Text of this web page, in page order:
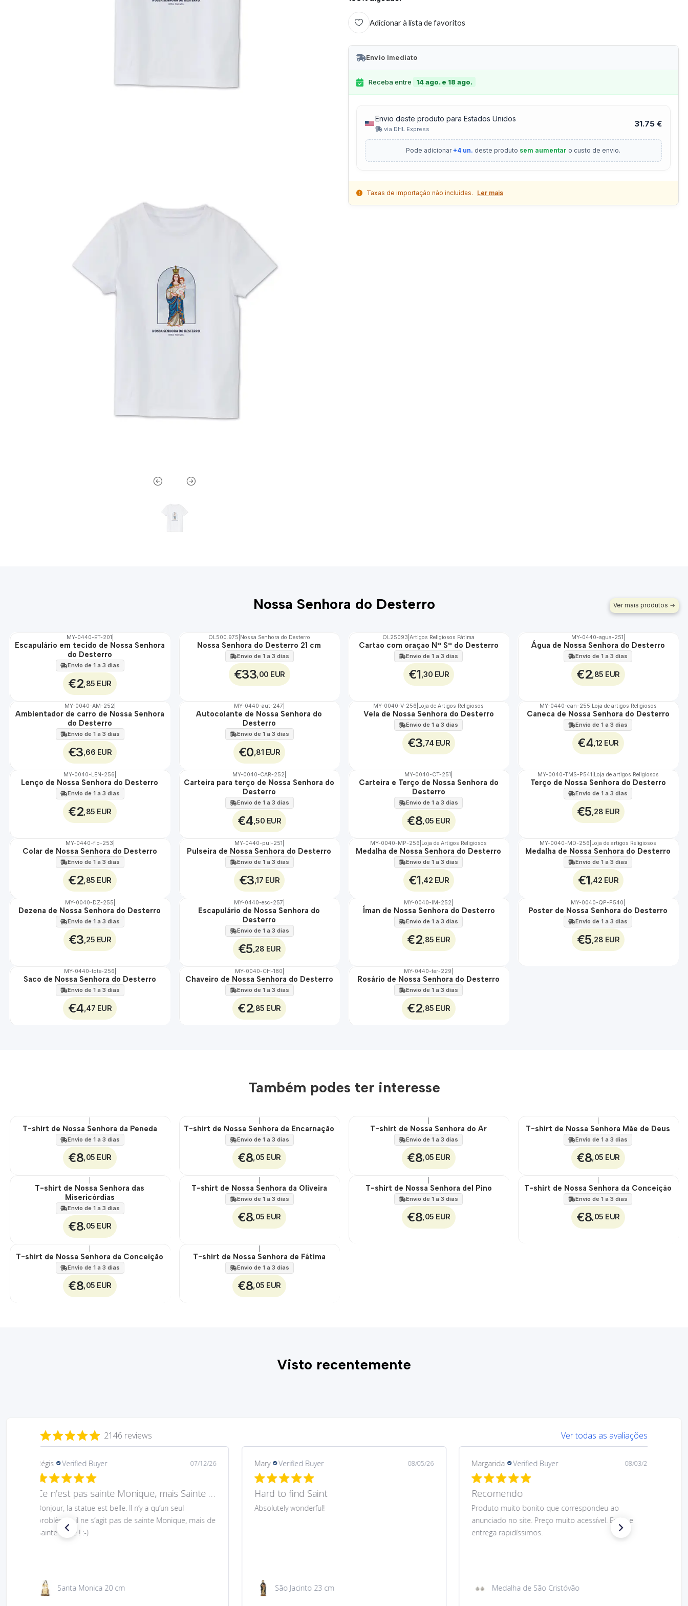
Adicionar à lista de favoritos
Envio Imediato
Receba entre 14 ago. e 18 ago.
Envio deste produto para Estados Unidos
via DHL Express
31.75 €
Pode adicionar+4 un. deste produto sem aumentar o custo de envio.
Taxas de importação não incluídas. Ler mais
Nossa Senhora do Desterro Ver mais produtos
🇵🇹
MY-0440-ET-201
Escapulário em tecido de Nossa Senhora
do Desterro
Envio de 1 a 3 dias
€2 ,85 EUR
🇵🇹
OL500.975 Nossa Senhora do Desterro
Nossa Senhora do Desterro 21 cm
Envio de 1 a 3 dias
€33 ,00 EUR
OL25093 |Artigos Religiosos Fátima
Cartão com oração Nª Sª do Desterro
Envio de 1 a 3 dias
€1 ,30 EUR
🇵🇹
MY-0440-agua-251
Água de Nossa Senhora do Desterro
Envio de 1 a 3 dias
€2 ,85 EUR
🇵🇹
MY-0040-AM-252
Ambientador de carro de Nossa Senhora
do Desterro
Envio de 1 a 3 dias
€3 ,66 EUR
🇵🇹
MY-0440-aut-247
Autocolante de Nossa Senhora do
Desterro
Envio de 1 a 3 dias
€0 ,81 EUR
🇵🇹
MY-0040-V-256 Loja de Artigos Religiosos
Vela de Nossa Senhora do Desterro
Envio de 1 a 3 dias
€3 ,74 EUR
🇵🇹
MY-0440-can-255 Loja de artigos Religiosos
Caneca de Nossa Senhora do Desterro
Envio de 1 a 3 dias
€4 ,12 EUR
🇵🇹
MY-0040-LEN-256
Lenço de Nossa Senhora do Desterro
Envio de 1 a 3 dias
€2 ,85 EUR
🇵🇹
MY-0040-CAR-252
Carteira para terço de Nossa Senhora do
Desterro
Envio de 1 a 3 dias
€4 ,50 EUR
🇵🇹
MY-0040-CT-251
Carteira e Terço de Nossa Senhora do
Desterro
Envio de 1 a 3 dias
€8 ,05 EUR
🇵🇹
MY-0040-TMS-P541 Loja de artigos Religiosos
Terço de Nossa Senhora do Desterro
Envio de 1 a 3 dias
€5 ,28 EUR
🇵🇹
MY-0440-fio-253
Colar de Nossa Senhora do Desterro
Envio de 1 a 3 dias
€2 ,85 EUR
🇵🇹
MY-0440-pul-251
Pulseira de Nossa Senhora do Desterro
Envio de 1 a 3 dias
€3 ,17 EUR
🇵🇹
MY-0040-MP-256 Loja de Artigos Religiosos
Medalha de Nossa Senhora do Desterro
Envio de 1 a 3 dias
€1 ,42 EUR
🇵🇹
MY-0040-MD-256 Loja de artigos Religiosos
Medalha de Nossa Senhora do Desterro
Envio de 1 a 3 dias
€1 ,42 EUR
🇵🇹
MY-0040-DZ-255
Dezena de Nossa Senhora do Desterro
Envio de 1 a 3 dias
€3 ,25 EUR
🇵🇹
MY-0440-esc-257
Escapulário de Nossa Senhora do
Desterro
Envio de 1 a 3 dias
€5 ,28 EUR
🇵🇹
MY-0040-IM-252
Íman de Nossa Senhora do Desterro
Envio de 1 a 3 dias
€2 ,85 EUR
🇵🇹
MY-0040-QP-P540
Poster de Nossa Senhora do Desterro
Envio de 1 a 3 dias
€5 ,28 EUR
🇵🇹
MY-0440-tote-256
Saco de Nossa Senhora do Desterro
Envio de 1 a 3 dias
€4 ,47 EUR
🇵🇹
MY-0040-CH-180
Chaveiro de Nossa Senhora do Desterro
Envio de 1 a 3 dias
€2 ,85 EUR
🇵🇹
MY-0440-ter-229
Rosário de Nossa Senhora do Desterro
Envio de 1 a 3 dias
€2 ,85 EUR
Também podes ter interesse
🇵🇹
T-shirt de Nossa Senhora da Peneda
Envio de 1 a 3 dias
€8 ,05 EUR
🇵🇹
T-shirt de Nossa Senhora da Encarnação
Envio de 1 a 3 dias
€8 ,05 EUR
🇵🇹T-shirt de Nossa Senhora do Ar
Envio de 1 a 3 dias
€8 ,05 EUR
🇵🇹
T-shirt de Nossa Senhora Mãe de Deus
Envio de 1 a 3 dias
€8 ,05 EUR
T-shirt de Nossa Senhora das
Misericórdias
Envio de 1 a 3 dias
€8 ,05 EUR
🇵🇹
T-shirt de Nossa Senhora da Oliveira
Envio de 1 a 3 dias
€8 ,05 EUR
🇵🇹
T-shirt de Nossa Senhora del Pino
Envio de 1 a 3 dias
€8 ,05 EUR
🇵🇹
T-shirt de Nossa Senhora da Conceição
Envio de 1 a 3 dias
€8 ,05 EUR
🇵🇹
T-shirt de Nossa Senhora da Conceição
Envio de 1 a 3 dias
€8 ,05 EUR
🇵🇹
T-shirt de Nossa Senhora de Fátima
Envio de 1 a 3 dias
€8 ,05 EUR
Visto recentemente
2146 reviews Ver todas as avaliações
Mary Verified Buyer 08/05/26
Hard to find Saint
Absolutely wonderful!
São Jacinto 23 cm
Margarida Verified Buyer 08/03/26
Recomendo
Produto muito bonito que correspondeu ao
Medalha de São Cristóvão
Margarida Verified Buyer 08/03/26
Recomendo.
Preço muito acessível e design muito bom do
produto. O produto correspondeu ao anunciado.
Envio e entrega rapidíssimos. Voltaria a comprar.
Íman de metal com imagem São Cristóvão